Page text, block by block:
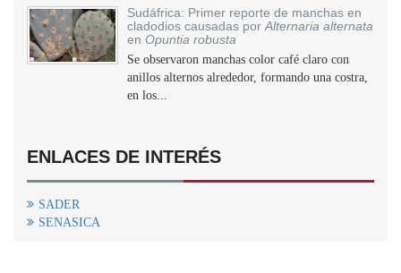
Sudáfrica: Primer reporte de manchas en
cladodios causadas por Alternaria alternata
en Opuntia robusta
Se observaron manchas color café claro con
anillos alternos alrededor, formando una costra,
en los...
ENLACES DE INTERÉS
SADER
SENASICA